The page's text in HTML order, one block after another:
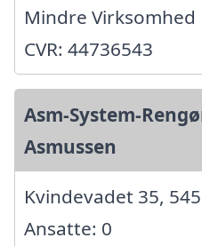
Mindre Virksomhed
CVR: 44736543
Asm-System-
Asmussen
Kvindevadet 35,
Ansatte: 0